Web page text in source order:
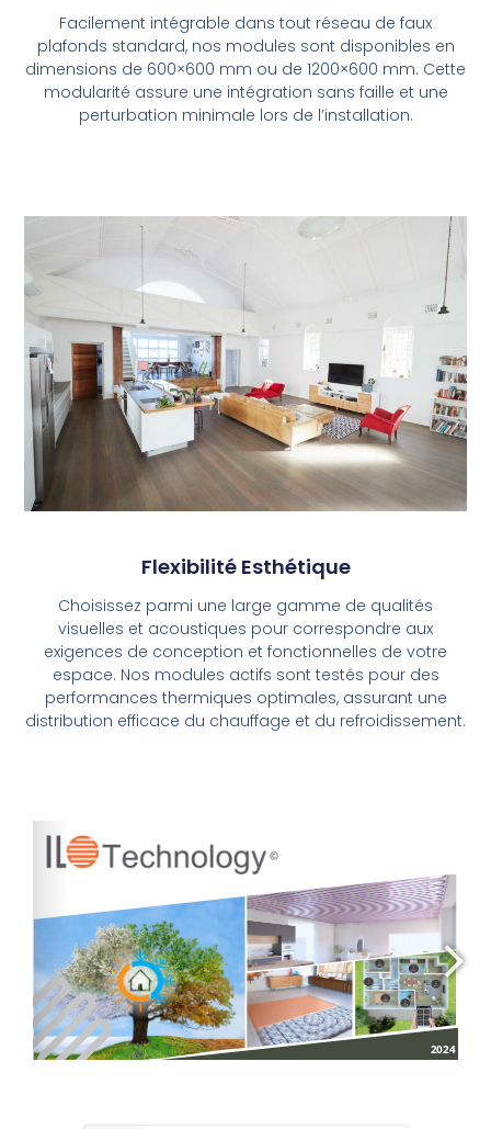
Facilement intégrable dans tout réseau de faux
plafonds standard, nos modules sont disponibles en
dimensions de 600×600 mm ou de 1200×600 mm. Cette
modularité assure une intégration sans faille et une
perturbation minimale lors de l’installation.
Flexibilité Esthétique
Choisissez parmi une large gamme de qualités
visuelles et acoustiques pour correspondre aux
exigences de conception et fonctionnelles de votre
espace. Nos modules actifs sont testés pour des
performances thermiques optimales, assurant une
distribution efficace du chauffage et du refroidissement.